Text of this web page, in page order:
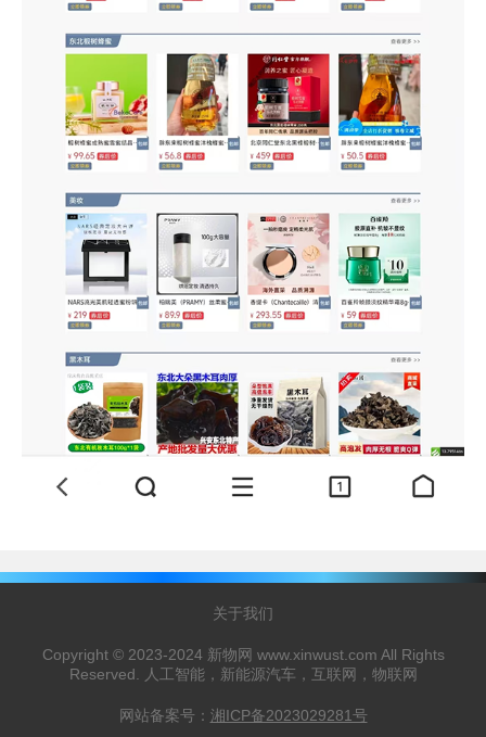
关于我们
Copyright © 2023-2024 新物网 www.xinwust.com All Rights
Reserved. 人工智能，新能源汽车，互联网，物联网
网站备案号： 湘ICP备2023029281号